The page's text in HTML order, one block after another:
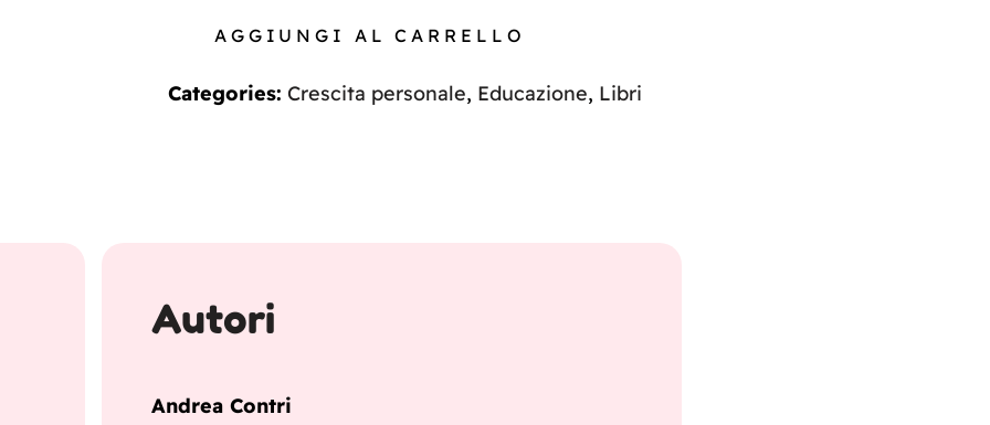
AGGIUNGI AL CARRELLO
Categories: Crescita personale, Educazione, Libri
Autori
Andrea Contri